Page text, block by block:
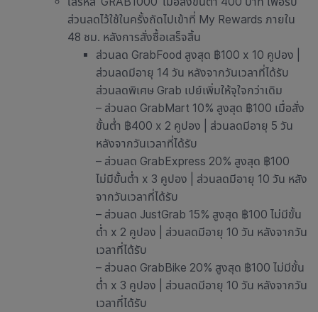
ส่วนลดไว้ใช้ในครั้งถัดไปเข้าที่ My Rewards ภายใน
48 ชม. หลังการสั่งซื้อเสร็จสิ้น
ส่วนลด GrabFood สูงสุด ฿100 x 10 คูปอง |
ส่วนลดมีอายุ 14 วัน หลังจากวันเวลาที่ได้รับ
ส่วนลดพิเศษ Grab เปย์เพิ่มให้จุใจกว่าเดิม
– ส่วนลด GrabMart 10% สูงสุด ฿100 เมื่อสั่ง
ขั้นต่ำ ฿400 x 2 คูปอง | ส่วนลดมีอายุ 5 วัน
หลังจากวันเวลาที่ได้รับ
– ส่วนลด GrabExpress 20% สูงสุด ฿100
ไม่มีขั้นต่ำ x 3 คูปอง | ส่วนลดมีอายุ 10 วัน หลัง
จากวันเวลาที่ได้รับ
– ส่วนลด JustGrab 15% สูงสุด ฿100 ไม่มีขั้น
ต่ำ x 2 คูปอง | ส่วนลดมีอายุ 10 วัน หลังจากวัน
เวลาที่ได้รับ
– ส่วนลด GrabBike 20% สูงสุด ฿100 ไม่มีขั้น
ต่ำ x 3 คูปอง | ส่วนลดมีอายุ 10 วัน หลังจากวัน
เวลาที่ได้รับ